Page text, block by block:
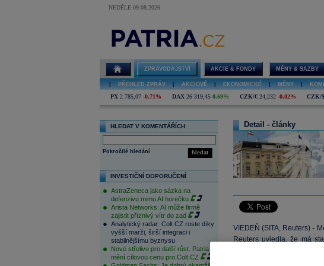
NEDĚLE 09.08.2026
ZPRAVODAJSTVÍ AKCIE & FONDY MĚNY & SAZBY
PŘEHLED ZPRÁV AKCIOVÉ EKONOMICKÉ MĚNY
PX 2 785,07 -0,71% DAX 26 319,45 0,69% CZK/€ 24,232 -0,02% CZK/$
HLEDAT V KOMENTÁŘÍCH
hledat
Pokročilé hledání
INVESTIČNÍ DOPORUČENÍ
AstraZeneca jako sázka na
defenzivu mimo AI horečku
Arista Networks: AI může firmě
zajistit příznivý vítr do zad
Analytický radar: Colt CZ roste díky
vyšší marži, širší integraci i
stabilnějšímu byznysu
Nové střelivo pro další růst. Patria
mění cílovou cenu pro Colt CZ
Detail - články
VIEDEŇ (SITA, Reuters) -
Reuters uviedla, že má